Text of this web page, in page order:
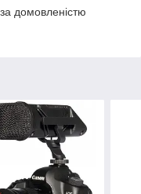
домовленістю